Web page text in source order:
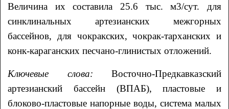
Величина их составила 25.6 тыс. м3/сут. для
синклинальных артезианских межгорных
бассейнов, для чокракских, чокрак-тарханских и
конк-караганских песчано-глинистых отложений.
Ключевые слова: Восточно-Предкавказский
артезианский бассейн (ВПАБ), пластовые и
блоково-пластовые напорные воды, система малых